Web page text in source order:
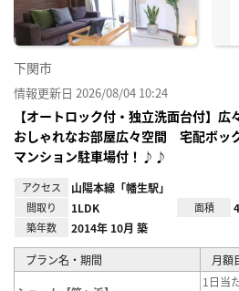
下関市
情報更新日 2026/08/04 10:24
【オートロック付・独立洗面台付
おしゃれなお部屋広々空間 宅配ボッ
マンション駐車場付！♪♪
アクセス 山陽本線「幡生駅」
間取り 1LDK 面積
築年数 2014年 10月 築
プラン名・期間 月額
1日当